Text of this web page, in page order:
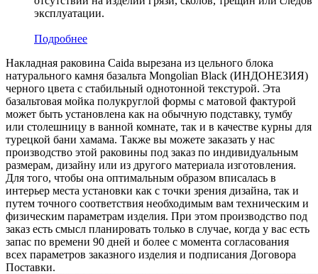
эксплуатации.
Подробнее
Накладная раковина Caida вырезана из цельного блока
натурального камня базальта Mongolian Black (ИНДОНЕЗИЯ)
черного цвета c стабильный однотонной текстурой. Эта
базальтовая мойка полукруглой формы с матовой фактурой
может быть установлена как на обычную подставку, тумбу
или столешницу в ванной комнате, так и в качестве курны для
турецкой бани хамама. Также вы можете заказать у нас
производство этой раковины под заказ по индивидуальным
размерам, дизайну или из другого материала изготовления.
Для того, чтобы она оптимальным образом вписалась в
интерьер места установки как с точки зрения дизайна, так и
путем точного соответствия необходимым вам техническим и
физическим параметрам изделия. При этом производство под
заказ есть смысл планировать только в случае, когда у вас есть
запас по времени 90 дней и более с момента согласования
всех параметров заказного изделия и подписания Договора
Поставки.